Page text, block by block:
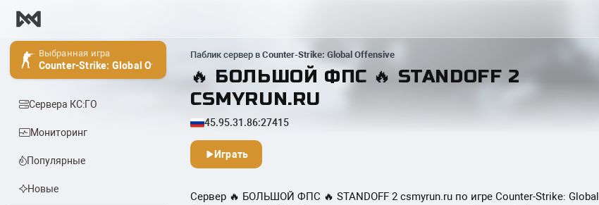
Выбранная игра
Counter-Strike: Global Offensive
Сервера КС:ГО
Мониторинг
Популярные
Новые
Паблик сервер в Counter-Strike: Global Offensive
🔥 БОЛЬШОЙ ФПС 🔥 STANDOFF 2
CSMYRUN.RU
45.95.31.86:27415
Играть
Сервер 🔥 БОЛЬШОЙ ФПС 🔥 STANDOFF 2 csmyrun.ru по игре Counter-Strike: Global